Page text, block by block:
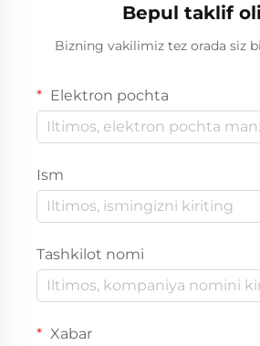
Bepul taklif
Bizning vakilimiz tez orada siz
Elektron pochta
Ism
Tashkilot nomi
Xabar